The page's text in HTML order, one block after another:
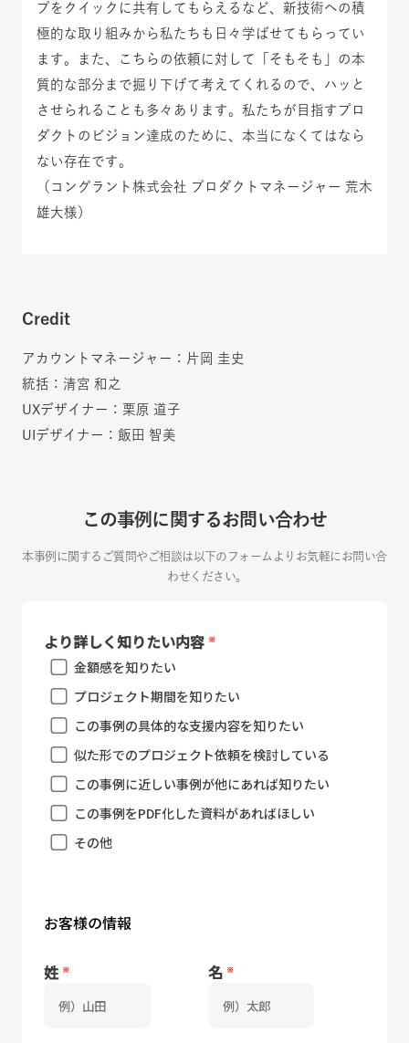
プをクイックに共有してもらえるなど、新技術への積
極的な取り組みから私たちも日々学ばせてもらってい
ます。また、こちらの依頼に対して「そもそも」の本
質的な部分まで掘り下げて考えてくれるので、ハッと
させられることも多々あります。私たちが目指すプロ
ダクトのビジョン達成のために、本当になくてはなら
ない存在です。
（コングラント株式会社 プロダクトマネージャー 荒木
雄大様）
Credit
アカウントマネージャー：片岡 圭史
統括：清宮 和之
UXデザイナー：栗原 道子
UIデザイナー：飯田 智美
この事例に関するお問い合わせ
本事例に関するご質問やご相談は以下のフォームよりお気軽にお問い合
わせください。